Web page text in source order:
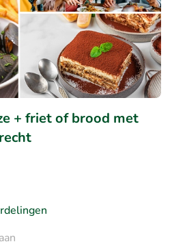
+ friet of brood met